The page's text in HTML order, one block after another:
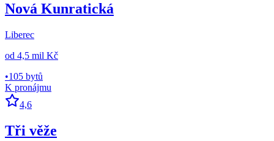
Nová Kunratická
Liberec
od 4,5 mil Kč
•105 bytů
K pronájmu
4,6
Tři věže